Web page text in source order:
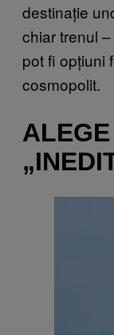
destinație
chiar trenul
pot fi opțiuni
cosmopolit.